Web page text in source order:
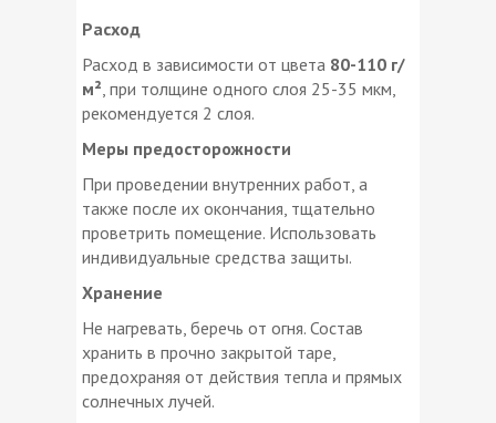
Расход
Расход в зависимости от цвета 80-110 г/
м² , при толщине одного слоя 25-35 мкм,
рекомендуется 2 слоя.
Меры предосторожности
При проведении внутренних работ, а
также после их окончания, тщательно
проветрить помещение. Использовать
индивидуальные средства защиты.
Хранение
Не нагревать, беречь от огня. Состав
хранить в прочно закрытой таре,
предохраняя от действия тепла и прямых
солнечных лучей.